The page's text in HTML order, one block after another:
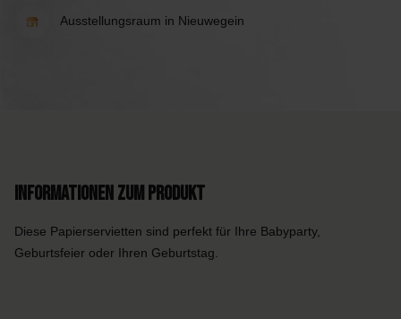
Ausstellungsraum in Nieuwegein
Informationen zum Produkt
Diese Papierservietten sind perfekt für Ihre Babyparty,
Geburtsfeier oder Ihren Geburtstag.